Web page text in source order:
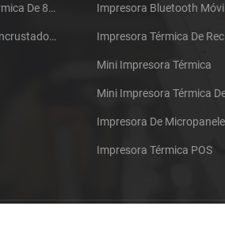
EP-380CK Impresora Térmica De 80 Mm Con Bloqueo De La Tapa
TTL DC12V 58mm Mini Incrustado Taxi De La Impresora Térmica De Recibos
Impresora Bluetooth Móvil
Mini Impresora Térmica
Mini Impresora Térmica
Impresora De
Impresora Térmica POS